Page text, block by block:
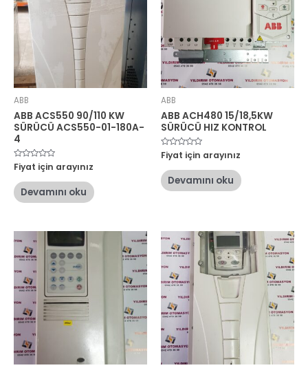
ABB
ABB ACS550 90/110 KW
SÜRÜCÜ ACS550-01-180A-
4
5
üzerinden
oy
aldı
Fiyat için arayınız
Devamını oku
ABB
ABB ACH480 15/18,5KW
SÜRÜCÜ HIZ KONTROL
5
üzerinden
oy
aldı
Fiyat için arayınız
Devamını oku